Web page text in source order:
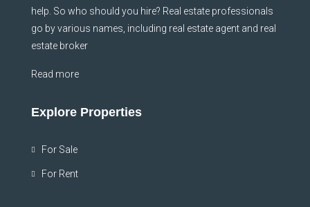
help. So who should you hire? Real estate professionals
go by various names, including real estate agent and real
estate broker
Read more
Explore Properties
For Sale
For Rent